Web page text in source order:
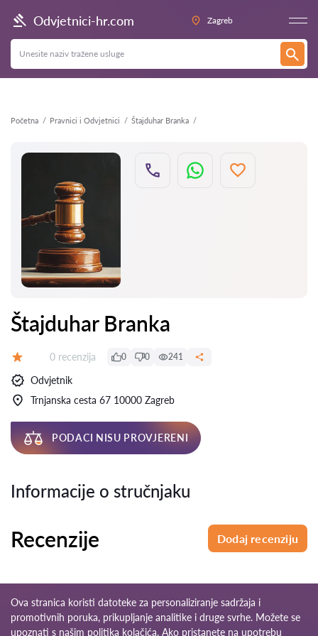
Odvjetnici-hr.com Zagreb
Početna Pravnici i Odvjetnici Štajduhar Branka
Natrag
Štajduhar Branka
Recenzija:
0 recenzija 0 0 241
Odvjetnik
Trnjanska cesta 67 10000 Zagreb
PODACI NISU PROVJERENI
Informacije o stručnjaku
Recenzije Dodaj recenziju
Ova stranica koristi datoteke za personaliziranje sadržaja i
promotivnih poruka, prikupljanje analitike i druge svrhe. Možete se
upoznati s našim politika kolačića. Ako pristanete na upotrebu